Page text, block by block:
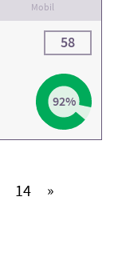
Mobil
92%
58
14(aktiv)
»